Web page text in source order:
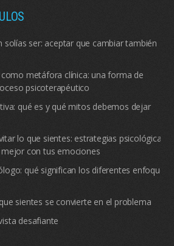
solías ser: aceptar que cambiar también
como metáfora clínica: una forma de
psicoterapéutico
qué es y qué mitos debemos dejar
lo que sientes: estrategias psicológicas
con tus emociones
qué significan los diferentes enfoques
sientes se convierte en el problema
desafiante